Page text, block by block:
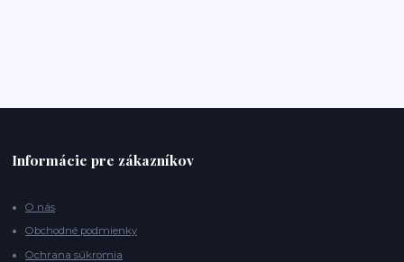
Informácie pre zákazníkov
O nás
Obchodné podmienky
Ochrana súkromia